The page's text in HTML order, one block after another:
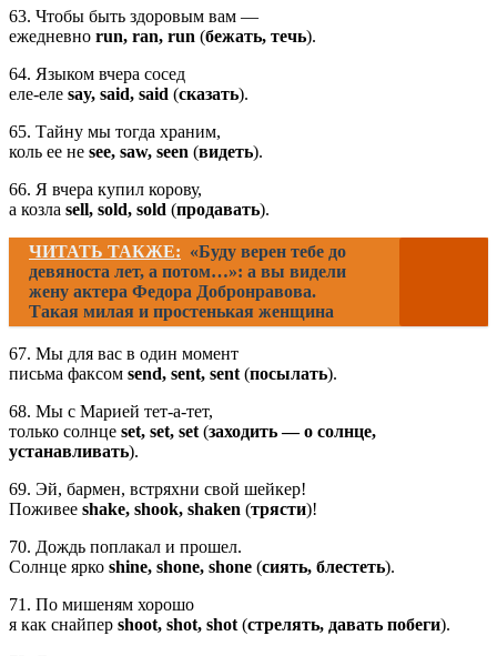
63. Чтобы быть здоровым вам —
ежедневно run, ran, run (бежать, течь).
64. Языком вчера сосед
еле-еле say, said, said (сказать).
65. Тайну мы тогда храним,
коль ее не see, sаw, seen (видеть).
66. Я вчера купил корову,
а козла sell, sold, sold (продавать).
ЧИТАТЬ ТАКЖЕ: «Буду верен тебе до
девяноста лет, а потом…»: а вы видели
жену актера Федора Добронравова.
Такая милая и простенькая женщина
67. Мы для вас в один момент
письма факсом send, sent, sent (посылать).
68. Мы с Марией тет-а-тет,
только солнце set, set, set (заходить — о солнце,
устанавливать).
69. Эй, бармен, встряхни свой шейкер!
Поживее shake, shook, shaken (трясти)!
70. Дождь поплакал и прошел.
Солнце ярко shine, shone, shone (сиять, блестеть).
71. По мишеням хорошо
я как снайпер shoot, shot, shot (стрелять, давать побеги).